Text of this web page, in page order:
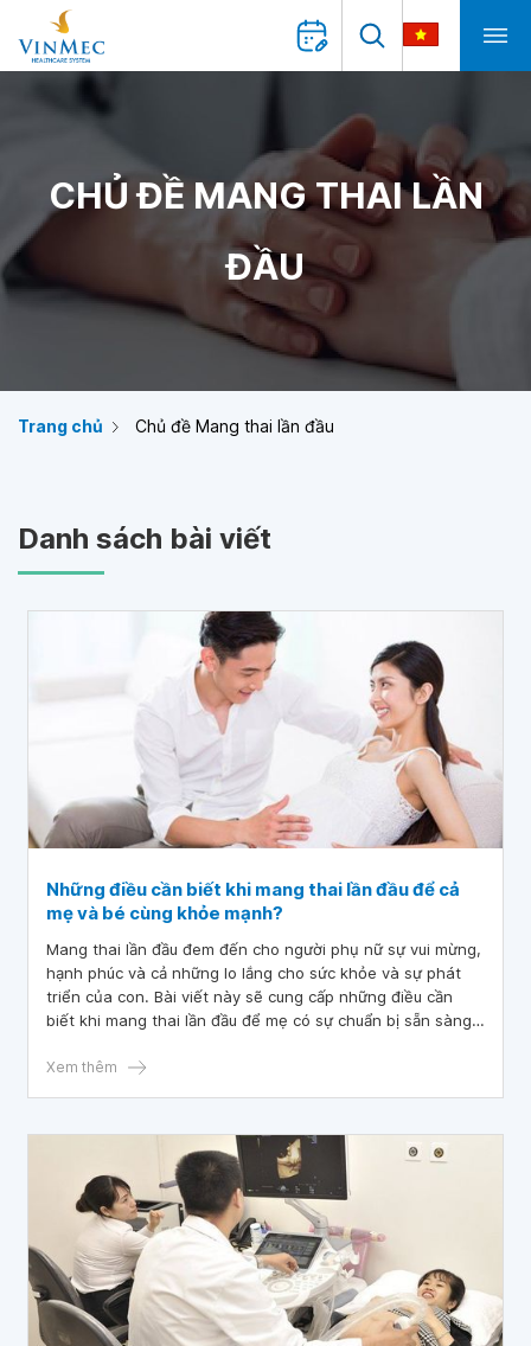
CHỦ ĐỀ MANG THAI LẦN
ĐẦU
Trang chủ Chủ đề Mang thai lần đầu
Danh sách bài viết
Những điều cần biết khi mang thai lần đầu để cả
mẹ và bé cùng khỏe mạnh?
Mang thai lần đầu đem đến cho người phụ nữ sự vui mừng,
hạnh phúc và cả những lo lắng cho sức khỏe và sự phát
triển của con. Bài viết này sẽ cung cấp những điều cần
biết khi mang thai lần đầu để mẹ có sự chuẩn bị sẵn sàng,
Xem thêm